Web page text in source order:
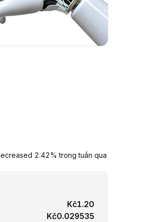
2.42% trong tuần qua
Kč1.20
Kč0.029535